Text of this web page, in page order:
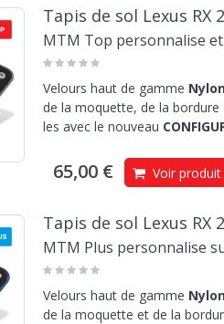
Tapis de sol Lexus RX
MTM Top personnalise
Velours haut de gamme
de la moquette, de la
les avec le nouveau
65,00 € Voir produit
Tapis de sol Lexus RX
MTM Plus personnalise
Velours haut de gamme
de la moquette et de la